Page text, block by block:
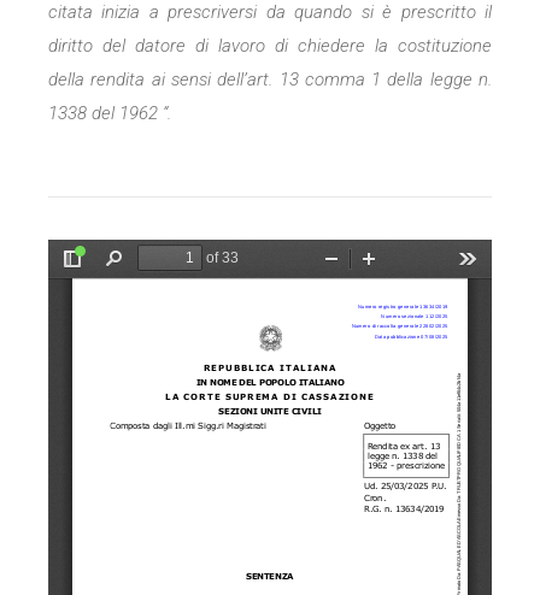
citata inizia a prescriversi da quando si è prescritto il
diritto del datore di lavoro di chiedere la costituzione
della rendita ai sensi dell’art. 13 comma 1 della legge n.
1338 del 1962 “.